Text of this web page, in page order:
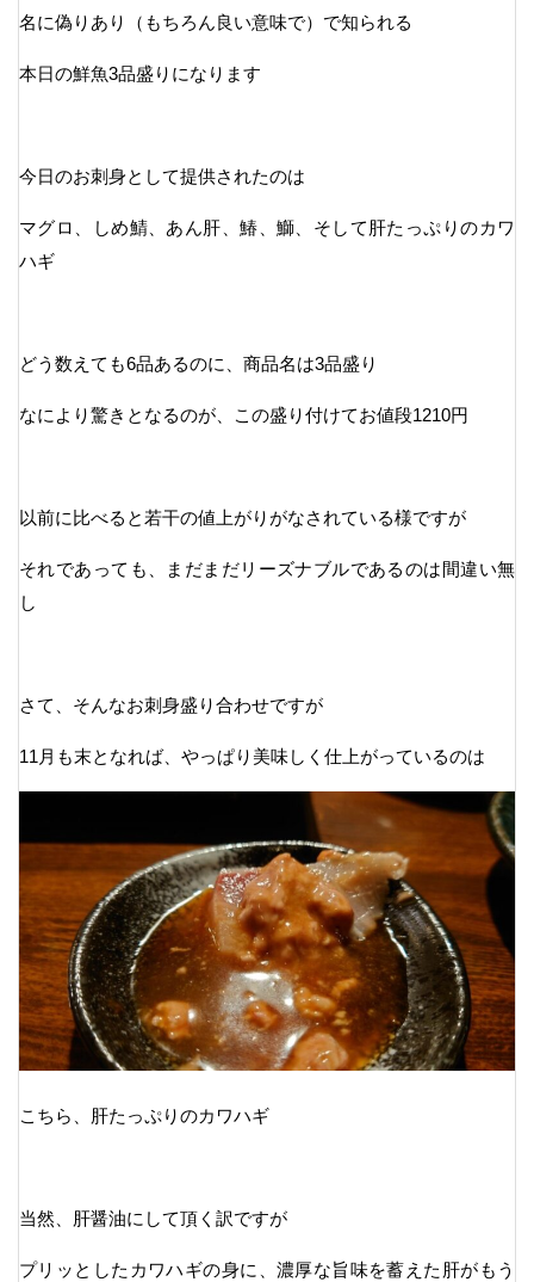
名に偽りあり（もちろん良い意味で）で知られる
本日の鮮魚3品盛りになります
今日のお刺身として提供されたのは
マグロ、しめ鯖、あん肝、鰆、鰤、そして肝たっぷりのカワ
ハギ
どう数えても6品あるのに、商品名は3品盛り
なにより驚きとなるのが、この盛り付けてお値段1210円
以前に比べると若干の値上がりがなされている様ですが
それであっても、まだまだリーズナブルであるのは間違い無
し
さて、そんなお刺身盛り合わせですが
11月も末となれば、やっぱり美味しく仕上がっているのは
こちら、肝たっぷりのカワハギ
当然、肝醤油にして頂く訳ですが
プリッとしたカワハギの身に、濃厚な旨味を蓄えた肝がもう